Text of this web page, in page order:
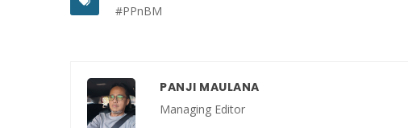
#PPnBM
PANJI MAULANA
Managing Editor